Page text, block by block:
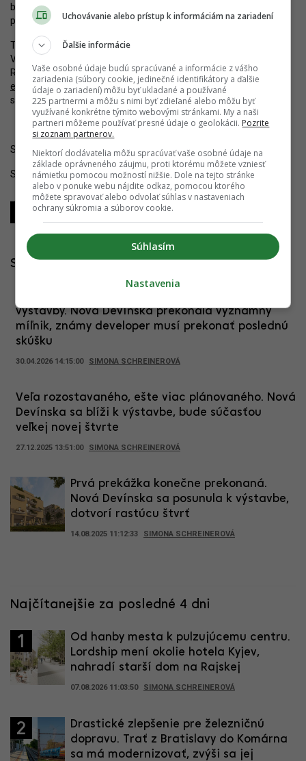
bývanie pre tisíce ľudí, ale aj občiansku vybavenosť a verejné
priestory.
Tieto zmeny prinesú lepšie prepojenie mesta a Devínskej Novej
Vsi, nepochybne ich však budú sprevádzať aj mnohé výzvy.
Rozrastajúcej sa štvrti by rozhodne pomohla prítomnosť
električkovej tratealebo pripravovaného TIOPu na Boroch, ktoré
sú zatiaľ iba vzdialenou budúcnosťou.
Sledujte YIM.BA naInstagrame.
Sledujte YIM.BA naYouTube.
Zdieľať Zdieľať Zdieľať
Súvisiace články
výstavby. Nová Devínska prekonala významný
míľnik, známy developer musí prekonať poslednú
skúšku
30.04.2026 14:15:00 SIMONA SCHREINEROVÁ
Veľa rozostavaného, ešte viac plánovaného. Nová
Devínska sa blíži k výstavbe, bude súčasťou
veľkej novej štvrte
27.12.2025 13:51:00 SIMONA SCHREINEROVÁ
Prvá prekážka konečne prekonaná.
Nová Devínska sa posunula k výstavbe,
dotvorí rastúcu štvrť
14.08.2025 11:12:33 SIMONA SCHREINEROVÁ
Najčítanejšie za posledné 4 dni
1
Od hanby mesta k pulzujúcemu centru.
Lordship mení okolie hotela Kyjev,
nahradí starší dom na Rajskej
07.08.2026 11:03:50 SIMONA SCHREINEROVÁ
2
Drastické zlepšenie pre železničnú
dopravu. Trať z Bratislavy do Komárna
sa má modernizovať, zvýši sa jej
Uchovávanie alebo prístup k informáciám na zariadení
Ďalšie informácie
Vaše osobné údaje budú spracúvané a informácie z vášho
zariadenia (súbory cookie, jedinečné identifikátory a ďalšie
údaje o zariadení) môžu byť ukladané a používané
225 partnermi a môžu s nimi byť zdieľané alebo môžu byť
využívané konkrétne týmito webovými stránkami. My a naši
partneri môžeme používať presné údaje o geolokácii. Pozrite
si zoznam partnerov.
Niektorí dodávatelia môžu spracúvať vaše osobné údaje na
základe oprávneného záujmu, proti ktorému môžete vzniesť
námietku pomocou možností nižšie. Dole na tejto stránke
alebo v ponuke webu nájdite odkaz, pomocou ktorého
môžete spravovať alebo odvolať súhlas v nastaveniach
ochrany súkromia a súborov cookie.
Súhlasím
Nastavenia